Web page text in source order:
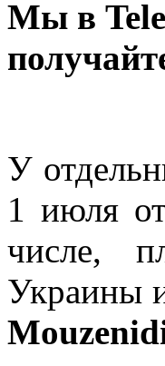
Мы в
У
1 июля
числе,
Украины